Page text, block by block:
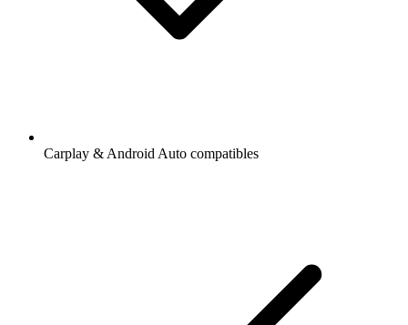
Carplay & Android Auto compatibles